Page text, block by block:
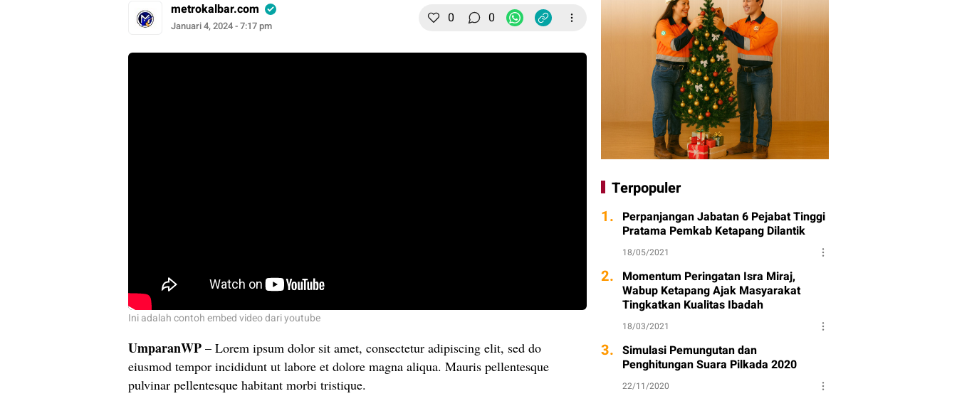
metrokalbar.com
Januari 4, 2024 - 7:17 pm 0 0
Ini adalah contoh embed video dari youtube
UmparanWP – Lorem ipsum dolor sit amet, consectetur adipiscing elit, sed do
eiusmod tempor incididunt ut labore et dolore magna aliqua. Mauris pellentesque
pulvinar pellentesque habitant morbi tristique.
Terpopuler
1. Perpanjangan Jabatan 6 Pejabat Tinggi
Pratama Pemkab Ketapang Dilantik
18/05/2021
2. Momentum Peringatan Isra Miraj,
Wabup Ketapang Ajak Masyarakat
Tingkatkan Kualitas Ibadah
18/03/2021
3. Simulasi Pemungutan dan
Penghitungan Suara Pilkada 2020
22/11/2020